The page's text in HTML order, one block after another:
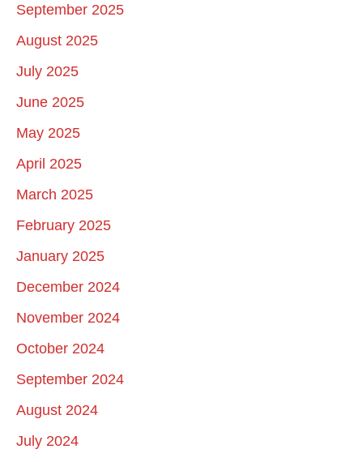
September 2025
August 2025
July 2025
June 2025
May 2025
April 2025
March 2025
February 2025
January 2025
December 2024
November 2024
October 2024
September 2024
August 2024
July 2024